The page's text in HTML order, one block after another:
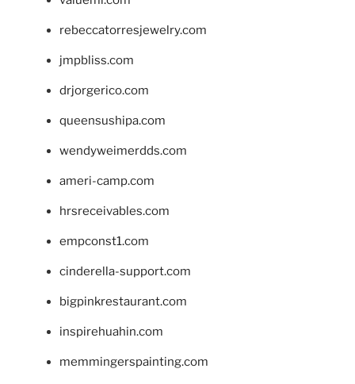
rebeccatorresjewelry.com
jmpbliss.com
drjorgerico.com
queensushipa.com
wendyweimerdds.com
ameri-camp.com
hrsreceivables.com
empconst1.com
cinderella-support.com
bigpinkrestaurant.com
inspirehuahin.com
memmingerspainting.com